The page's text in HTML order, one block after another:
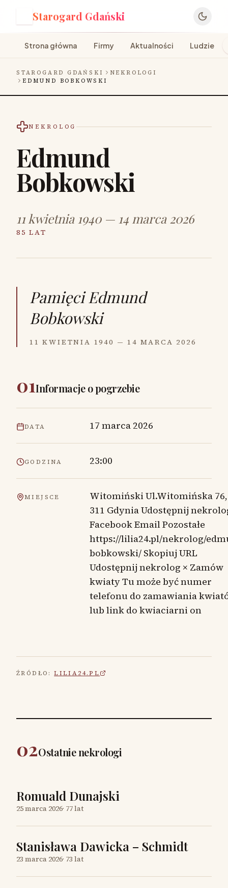
Starogard Gdański
Strona główna Firmy Aktualności Ludzie
STAROGARD GDAŃSKI
NEKROLOGI
EDMUND BOBKOWSKI
NEKROLOG
Edmund
Bobkowski
11 kwietnia 1940 — 14 marca 2026
85 LAT
Pamięci Edmund
Bobkowski
11 KWIETNIA 1940 — 14 MARCA 2026
01Informacje o pogrzebie
DATA 17 marca 2026
GODZINA 23:00
MIEJSCE
Witomiński Ul.Witomińska 76,
311 Gdynia Udostępnij
Facebook Email Pozostałe
https://lilia24.pl/nekrolog/
bobkowski/ Skopiuj URL
Udostępnij nekrolog × Zamów
kwiaty Tu może być numer
telefonu do zamawiania
lub link do kwiaciarni on
ŹRÓDŁO: LILIA24.PL
02Ostatnie nekrologi
Romuald Dunajski
25 marca 2026· 77 lat
Stanisława Dawicka – Schmidt
23 marca 2026· 73 lat